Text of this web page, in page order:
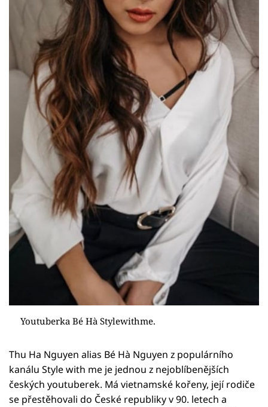
Videa
Sledujte prima+
Přihlášení
Sledujte nás
Youtuberka Bé Hà Stylewithme.
Thu Ha Nguyen alias Bé Hà Nguyen z populárního
kanálu Style with me je jednou z nejoblíbenějších
českých youtuberek. Má vietnamské kořeny, její rodiče
se přestěhovali do České republiky v 90. letech a